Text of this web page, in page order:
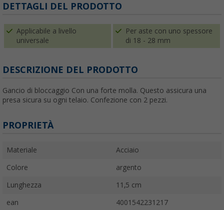
DETTAGLI DEL PRODOTTO
Applicabile a livello
universale
Per aste con uno spessore
di 18 - 28 mm
DESCRIZIONE DEL PRODOTTO
Gancio di bloccaggio Con una forte molla. Questo assicura una
presa sicura su ogni telaio. Confezione con 2 pezzi.
PROPRIETÀ
Materiale Acciaio
Colore argento
Lunghezza 11,5 cm
ean 4001542231217